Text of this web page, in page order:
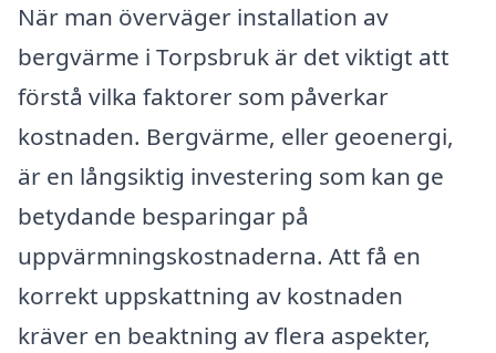
När man överväger installation av
bergvärme i Torpsbruk är det viktigt att
förstå vilka faktorer som påverkar
kostnaden. Bergvärme, eller geoenergi,
är en långsiktig investering som kan ge
betydande besparingar på
uppvärmningskostnaderna. Att få en
korrekt uppskattning av kostnaden
kräver en beaktning av flera aspekter,